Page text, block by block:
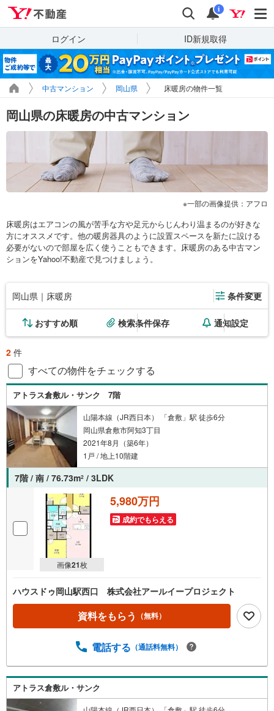
検索 通知
i
ログイン ID新規取得
中古マンション 岡山県 床暖房の物件一覧
岡山県の床暖房の中古マンション
一部の画像提供：アフロ
床暖房はエアコンの風が苦手な方や足元からじんわり温まるのが好きな
方にオススメです。他の暖房器具のように設置スペースを新たに設ける
必要がないので部屋を広く使うこともできます。床暖房のある中古マン
ションをYahoo!不動産で見つけましょう。
岡山県｜床暖房 条件変更
おすすめ順 検索条件保存 通知設定
2 件
すべての物件をチェックする
アトラス倉敷ル・サンク 7階
山陽本線（JR西日本） 「倉敷」駅 徒歩6分
岡山県倉敷市阿知3丁目
2021年8月（築6年）
1戸 / 地上10階建
7階 / 南 / 76.73m2 / 3LDK
画像21枚
5,980万円
成約でもらえる
ハウスドゥ岡山駅西口 株式会社アールイープロジェクト
資料をもらう （無料）
電話する （通話料無料）
アトラス倉敷ル・サンク